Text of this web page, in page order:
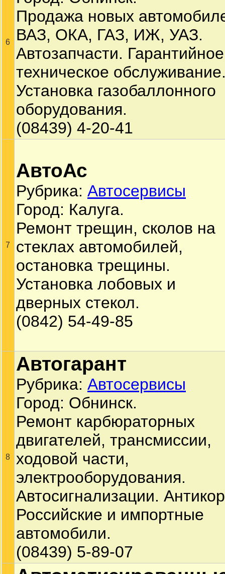
6
Продажа новых
ВАЗ, ОКА, ГАЗ, ИЖ, УАЗ.
Автозапчасти.
техническое
Установка газобаллонного
оборудования.
(08439) 4-20-41
7
АвтоАс
Рубрика: Автосервисы
Город: Калуга.
Ремонт трещин, сколов на
стеклах автомобилей,
остановка трещины.
Установка лобовых и
дверных стекол.
(0842) 54-49-85
8
Автогарант
Рубрика: Автосервисы
Город: Обнинск.
Ремонт карбюраторных
двигателей, трансмиссии,
ходовой части,
электрооборудования.
Автосигнализации.
Российские и импортные
автомобили.
(08439) 5-89-07